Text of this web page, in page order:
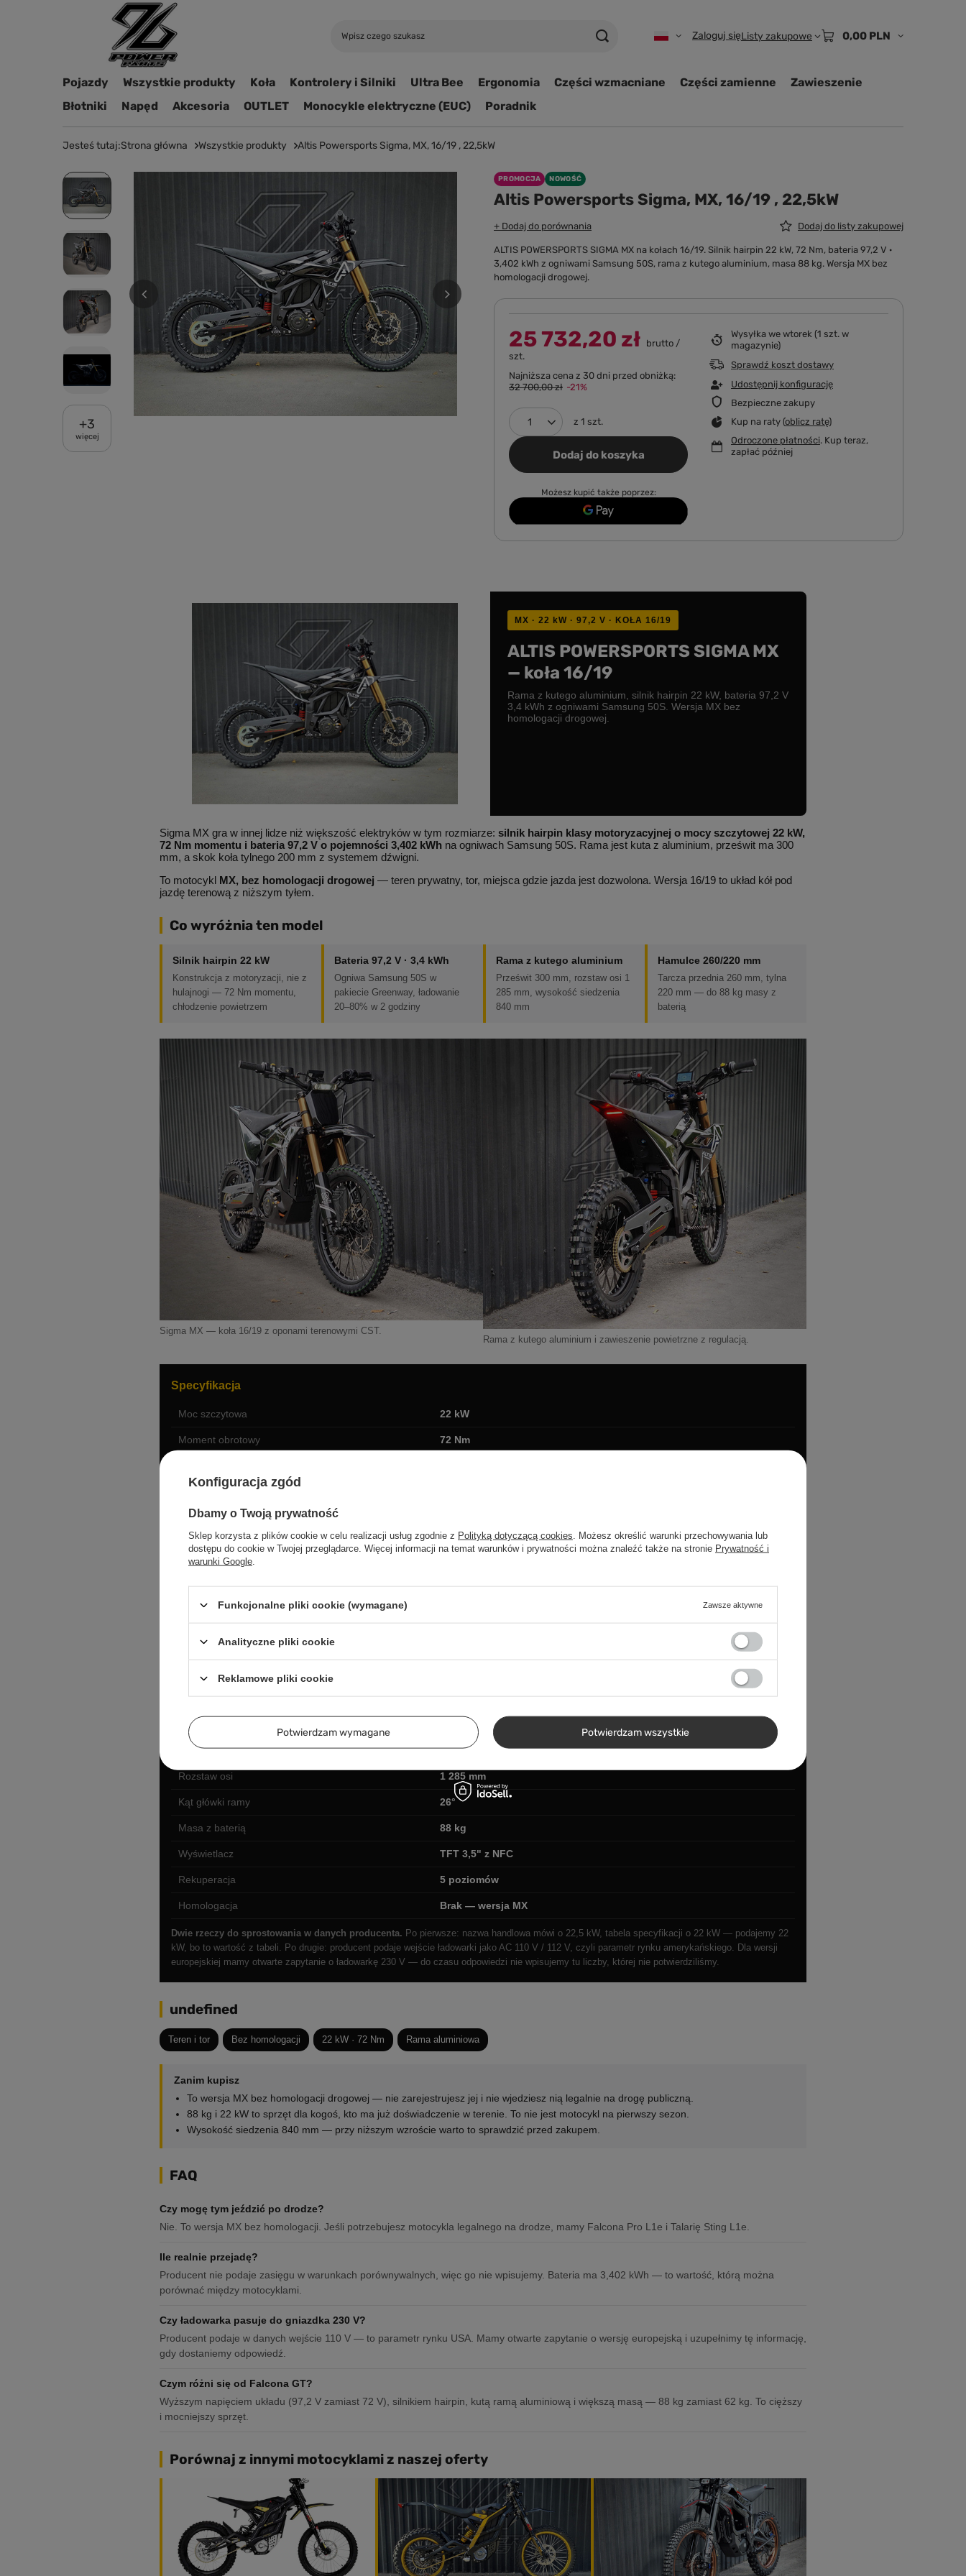
Zaloguj sięListy zakupowe 0,00 PLN
Pojazdy Wszystkie produkty Koła Kontrolery i Silniki Ultra Bee Ergonomia Części wzmacniane Części zamienne
Zawieszenie
Błotniki
Napęd Akcesoria OUTLET Monocykle elektryczne (EUC) Poradnik
Jesteś tutaj:Strona główna Wszystkie produkty Altis Powersports Sigma, MX, 16/19 , 22,5kW
+3
więcej
PROMOCJA NOWOŚĆ
Altis Powersports Sigma, MX, 16/19 , 22,5kW
+ Dodaj do porównania Dodaj do listy zakupowej
ALTIS POWERSPORTS SIGMA MX na kołach 16/19. Silnik hairpin 22 kW, 72 Nm, bateria 97,2 V ·
3,402 kWh z ogniwami Samsung 50S, rama z kutego aluminium, masa 88 kg. Wersja MX bez
homologacji drogowej.
25 732,20 zł brutto /
szt.
Najniższa cena z 30 dni przed obniżką:
32 700,00 zł -21%
z 1 szt.
Dodaj do koszyka
Możesz kupić także poprzez:
Wysyłka we wtorek (1 szt. w
magazynie)
Sprawdź koszt dostawy
Udostępnij konfigurację
Bezpieczne zakupy
Kup na raty (oblicz ratę)
Odroczone płatności. Kup teraz,
zapłać później
MX · 22 kW · 97,2 V · KOŁA 16/19
ALTIS POWERSPORTS SIGMA MX
— koła 16/19
Rama z kutego aluminium, silnik hairpin 22 kW, bateria 97,2 V
3,4 kWh z ogniwami Samsung 50S. Wersja MX bez
homologacji drogowej.
Sigma MX gra w innej lidze niż większość elektryków w tym rozmiarze: silnik hairpin klasy motoryzacyjnej o mocy szczytowej 22 kW,
72 Nm momentu i bateria 97,2 V o pojemności 3,402 kWh na ogniwach Samsung 50S. Rama jest kuta z aluminium, prześwit ma 300
mm, a skok koła tylnego 200 mm z systemem dźwigni.
To motocykl MX, bez homologacji drogowej — teren prywatny, tor, miejsca gdzie jazda jest dozwolona. Wersja 16/19 to układ kół pod
jazdę terenową z niższym tyłem.
Co wyróżnia ten model
Silnik hairpin 22 kW
Konstrukcja z motoryzacji, nie z
hulajnogi — 72 Nm momentu,
chłodzenie powietrzem
Bateria 97,2 V · 3,4 kWh
Ogniwa Samsung 50S w
pakiecie Greenway, ładowanie
20–80% w 2 godziny
Rama z kutego aluminium
Prześwit 300 mm, rozstaw osi 1
285 mm, wysokość siedzenia
840 mm
Hamulce 260/220 mm
Tarcza przednia 260 mm, tylna
220 mm — do 88 kg masy z
baterią
Sigma MX — koła 16/19 z oponami terenowymi CST.
Rama z kutego aluminium i zawieszenie powietrzne z regulacją.
Specyfikacja
Moc szczytowa 22 kW
Moment obrotowy 72 Nm
Ładowanie
Zawieszenie Powietrzne, regulowane, terenowe
Skok przód / tył
Opony
Rama
Prześwit 300 mm
Wysokość siedzenia 840 mm
Rozstaw osi 1 285 mm
Kąt główki ramy 26°
Masa z baterią 88 kg
Wyświetlacz TFT 3,5" z NFC
Rekuperacja 5 poziomów
Homologacja Brak — wersja MX
Dwie rzeczy do sprostowania w danych producenta. Po pierwsze: nazwa handlowa mówi o 22,5 kW, tabela specyfikacji o 22 kW — podajemy 22
kW, bo to wartość z tabeli. Po drugie: producent podaje wejście ładowarki jako AC 110 V / 112 V, czyli parametr rynku amerykańskiego. Dla wersji
europejskiej mamy otwarte zapytanie o ładowarkę 230 V — do czasu odpowiedzi nie wpisujemy tu liczby, której nie potwierdziliśmy.
undefined
Teren i tor Bez homologacji 22 kW · 72 Nm Rama aluminiowa
Zanim kupisz
To wersja MX bez homologacji drogowej — nie zarejestrujesz jej i nie wjedziesz nią legalnie na drogę publiczną.
88 kg i 22 kW to sprzęt dla kogoś, kto ma już doświadczenie w terenie. To nie jest motocykl na pierwszy sezon.
Wysokość siedzenia 840 mm — przy niższym wzroście warto to sprawdzić przed zakupem.
FAQ
Czy mogę tym jeździć po drodze?
Nie. To wersja MX bez homologacji. Jeśli potrzebujesz motocykla legalnego na drodze, mamy Falcona Pro L1e i Talarię Sting L1e.
Ile realnie przejadę?
Producent nie podaje zasięgu w warunkach porównywalnych, więc go nie wpisujemy. Bateria ma 3,402 kWh — to wartość, którą można
porównać między motocyklami.
Czy ładowarka pasuje do gniazdka 230 V?
Producent podaje w danych wejście 110 V — to parametr rynku USA. Mamy otwarte zapytanie o wersję europejską i uzupełnimy tę informację,
gdy dostaniemy odpowiedź.
Czym różni się od Falcona GT?
Wyższym napięciem układu (97,2 V zamiast 72 V), silnikiem hairpin, kutą ramą aluminiową i większą masą — 88 kg zamiast 62 kg. To cięższy
i mocniejszy sprzęt.
Porównaj z innymi motocyklami z naszej oferty
Konfiguracja zgód
Dbamy o Twoją prywatność
Sklep korzysta z plików cookie w celu realizacji usług zgodnie z Polityką dotyczącą cookies . Możesz określić warunki przechowywania lub
dostępu do cookie w Twojej przeglądarce. Więcej informacji na temat warunków i prywatności można znaleźć także na stronie Prywatność i
warunki Google
Funkcjonalne pliki cookie (wymagane) Zawsze aktywne
Analityczne pliki cookie
Reklamowe pliki cookie
Potwierdzam wymagane Potwierdzam wszystkie